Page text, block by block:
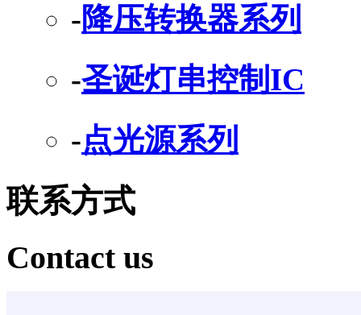
-降压转换器系列
-圣诞灯串控制IC
-点光源系列
联系方式
Contact us